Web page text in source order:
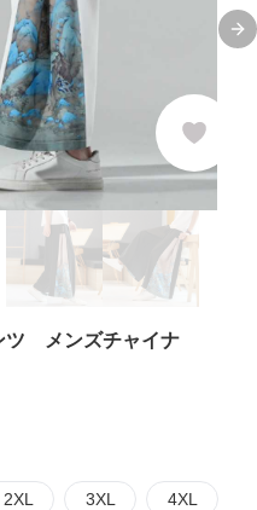
ツ メンズチャイナ
2XL 3XL 4XL